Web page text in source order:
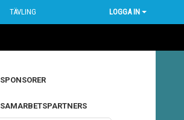
TÄVLING LOGGA IN
SPONSORER
SAMARBETSPARTNERS